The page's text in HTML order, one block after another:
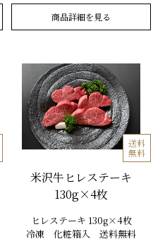
商品詳細を見る
送料
無料
米沢牛ヒレステーキ
130g×4枚
ヒレステーキ 130g×4枚
冷凍 化粧箱入 送料無料